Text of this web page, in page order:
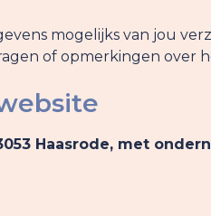
mogelijks van jou
of opmerkingen over
Haasrode, met